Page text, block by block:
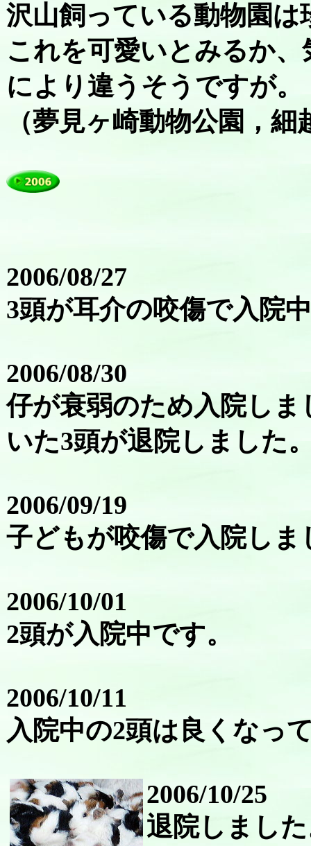
沢山飼っている動物園
これを可愛いとみるか
により違うそうですが。
（夢見ヶ崎動物公園，細
2006/08/27
3頭が耳介の咬傷で入院
2006/08/30
仔が衰弱のため入院し
いた3頭が退院しました
2006/09/19
子どもが咬傷で入院しま
2006/10/01
2頭が入院中です。
2006/10/11
入院中の2頭は良くなっ
2006/10/25
退院しまし